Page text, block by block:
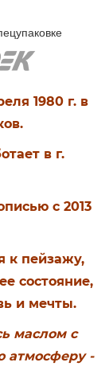
1980 г. в
в г.
с 2013
к пейзажу,
состояние,
и мечты.
маслом с
атмосферу -